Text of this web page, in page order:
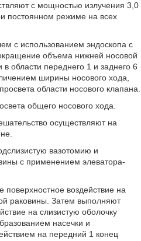
с мощностью излучения 3,0
постоянном режиме на всех
с использованием эндоскопа с
объема нижней носовой
области переднего 1 и заднего 6
ширины носового хода,
области носового клапана.
общего носового хода.
осуществляют на
вазотомию и
с применением элеватора-
воздействие на
раковины. Затем выполняют
на слизистую оболочку
насечки и
на передний 1 конец